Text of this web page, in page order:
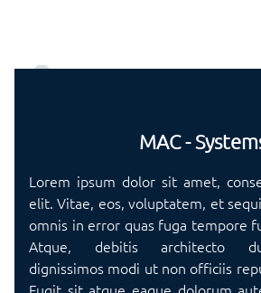
MAC -
Lorem ipsum dolor sit amet,
elit. Vitae, eos, voluptatem, et
omnis in error quas fuga tempore
Atque, debitis architecto
dignissimos modi ut non officiis